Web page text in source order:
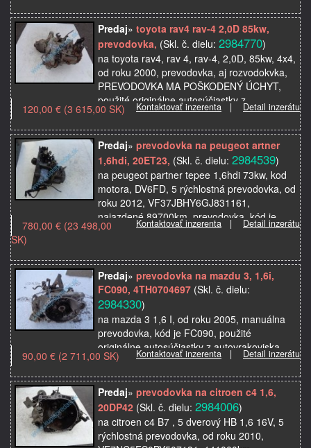
Predaj» toyota rav4 rav-4 2,0D 85kw,
prevodovka, (Skl. č. dielu: 2984770)
na toyota rav4, rav 4, rav-4, 2,0D, 85kw, 4x4,
od roku 2000, prevodovka, aj rozvodokvka,
PREVODOVKA MA POŠKODENÝ ÚCHYT,
použité originálne autosúčiastky z
autovrakoviskaKontaktovať inzerenta | Detail inzerátu
120,00 € (3 615,00 SK)
Predaj» prevodovka na peugeot artner
1,6hdi, 20ET23, (Skl. č. dielu: 2984539)
na peugeot partner tepee 1,6hdi 73kw, kod
motora, DV6FD, 5 rýchlostná prevodovka, od
roku 2012, VF37JBHY6GJ831161,
najazdené 89700km, prevodovka, kód je
20ET23 pasuje aj na citro…
Kontaktovať inzerenta | Detail inzerátu
780,00 € (23 498,00
SK)
Predaj» prevodovka na mazdu 3, 1,6i,
FC090, 4TH0704697 (Skl. č. dielu:
2984330)
na mazda 3 1,6 I, od roku 2005, manuálna
prevodovka, kód je FC090, použité
originálne autosúčiastky z autovrakoviska
Kontaktovať inzerenta | Detail inzerátu
90,00 € (2 711,00 SK)
Predaj» prevodovka na citroen c4 1,6,
20DP42 (Skl. č. dielu: 2984006)
na citroen c4 B7 , 5 dverový HB 1,6 16V, 5
rýchlostná prevodovka, od roku 2010,